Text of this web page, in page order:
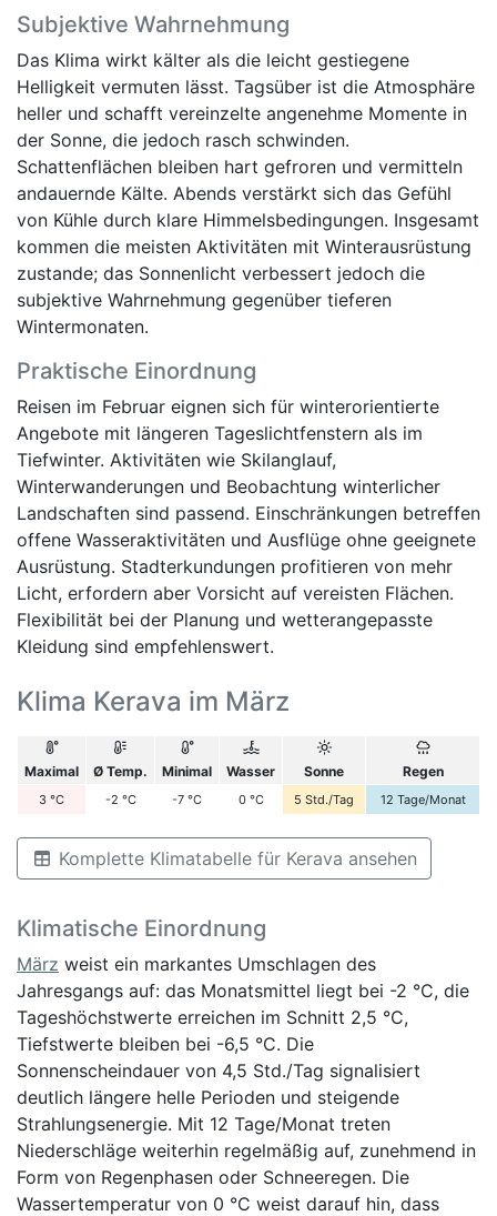
Subjektive Wahrnehmung
Das Klima wirkt kälter als die leicht gestiegene
Helligkeit vermuten lässt. Tagsüber ist die Atmosphäre
heller und schafft vereinzelte angenehme Momente in
der Sonne, die jedoch rasch schwinden.
Schattenflächen bleiben hart gefroren und vermitteln
andauernde Kälte. Abends verstärkt sich das Gefühl
von Kühle durch klare Himmelsbedingungen. Insgesamt
kommen die meisten Aktivitäten mit Winterausrüstung
zustande; das Sonnenlicht verbessert jedoch die
subjektive Wahrnehmung gegenüber tieferen
Wintermonaten.
Praktische Einordnung
Reisen im Februar eignen sich für winterorientierte
Angebote mit längeren Tageslichtfenstern als im
Tiefwinter. Aktivitäten wie Skilanglauf,
Winterwanderungen und Beobachtung winterlicher
Landschaften sind passend. Einschränkungen betreffen
offene Wasseraktivitäten und Ausflüge ohne geeignete
Ausrüstung. Stadterkundungen profitieren von mehr
Licht, erfordern aber Vorsicht auf vereisten Flächen.
Flexibilität bei der Planung und wetterangepasste
Kleidung sind empfehlenswert.
Klima Kerava im März
Maximal Ø Temp. Minimal Wasser Sonne Regen
3 °C -2 °C -7 °C 0 °C 5 Std./Tag 12 Tage/Monat
Komplette Klimatabelle für Kerava ansehen
Klimatische Einordnung
März weist ein markantes Umschlagen des
Jahresgangs auf: das Monatsmittel liegt bei -2 °C, die
Tageshöchstwerte erreichen im Schnitt 2,5 °C,
Tiefstwerte bleiben bei -6,5 °C. Die
Sonnenscheindauer von 4,5 Std./Tag signalisiert
deutlich längere helle Perioden und steigende
Strahlungsenergie. Mit 12 Tage/Monat treten
Niederschläge weiterhin regelmäßig auf, zunehmend in
Form von Regenphasen oder Schneeregen. Die
Wassertemperatur von 0 °C weist darauf hin, dass